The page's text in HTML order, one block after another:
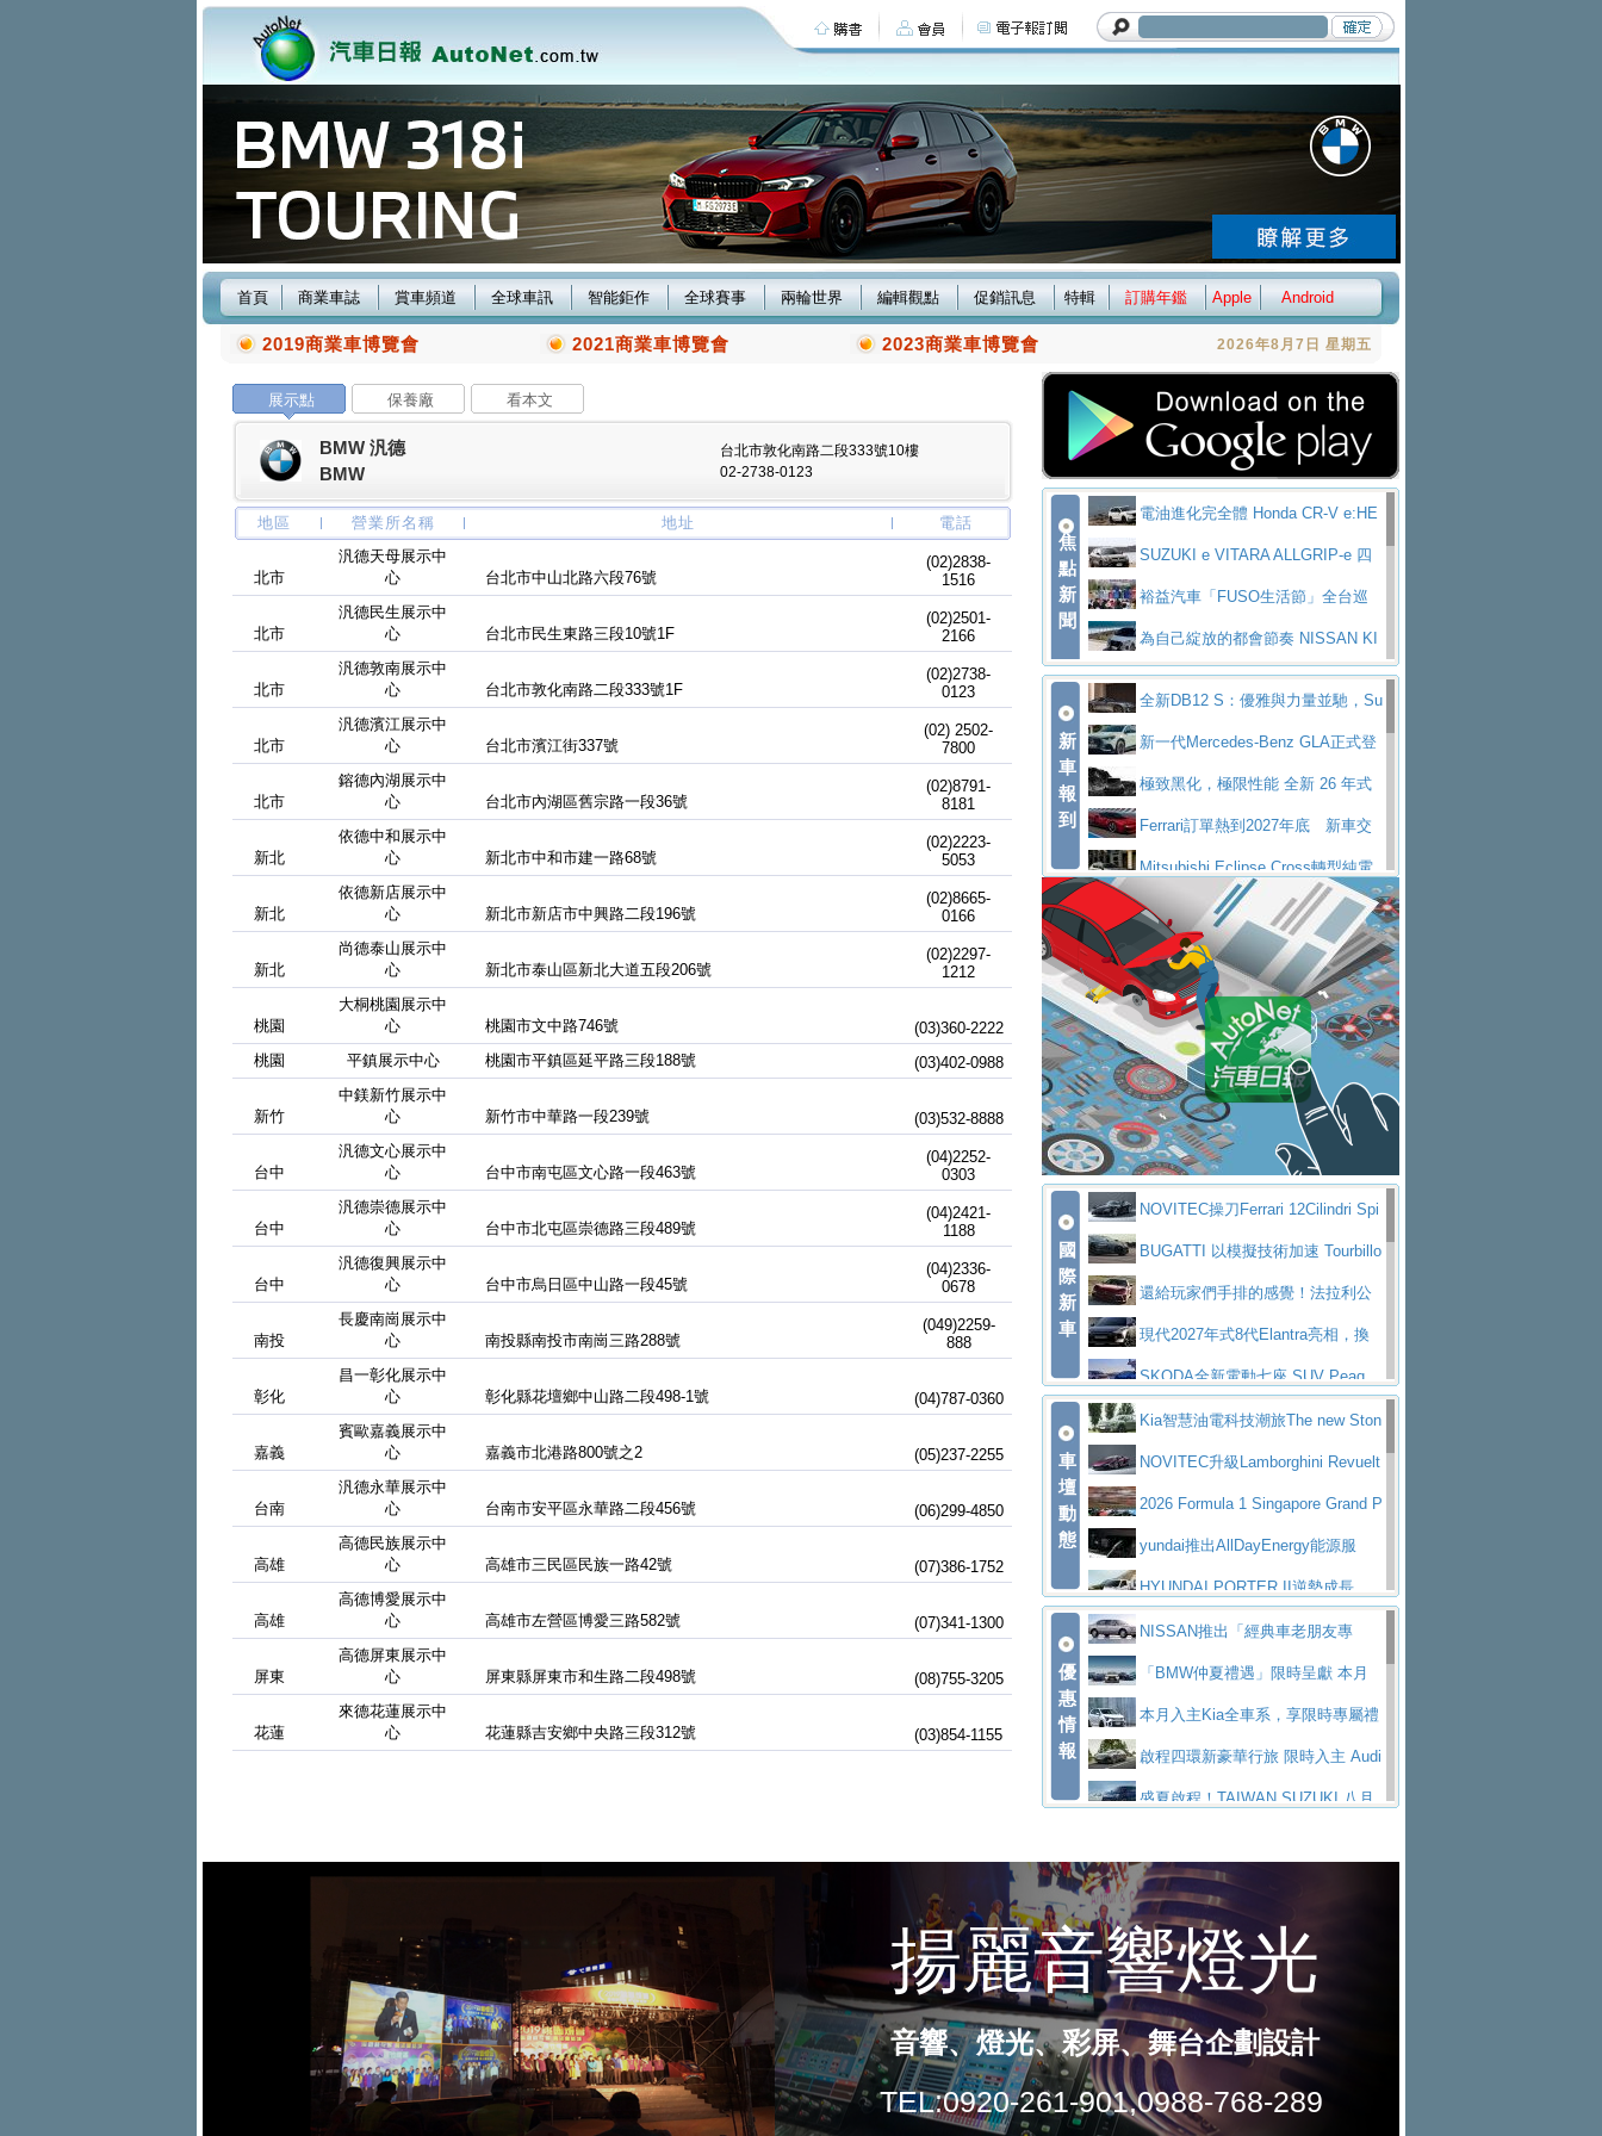
首頁 商業車誌 賞車頻道 全球車訊 智能鉅作 全球賽事 兩輪世界 編輯觀點 促銷訊息 特輯 訂購年鑑 Apple Android
2019商業車博覽會 2021商業車博覽會 2023商業車博覽會 2026年8月7日 星期五
展示點 保養廠 看本文
BMW 汎德
BMW
台北市敦化南路二段333號10樓
02-2738-0123
地區 營業所名稱 地址 電話
北市
汎德天母展示中
心
台北市中山北路六段76號
(02)2838-
1516
北市
汎德民生展示中
心
台北市民生東路三段10號1F
(02)2501-
2166
北市
汎德敦南展示中
心
台北市敦化南路二段333號1F
(02)2738-
0123
北市
汎德濱江展示中
心
台北市濱江街337號
(02) 2502-
7800
北市
鎔德內湖展示中
心
台北市內湖區舊宗路一段36號
(02)8791-
8181
新北
依德中和展示中
心
新北市中和市建一路68號
(02)2223-
5053
新北
依德新店展示中
心
新北市新店市中興路二段196號
(02)8665-
0166
新北
尚德泰山展示中
心
新北市泰山區新北大道五段206號
(02)2297-
1212
桃園
大桐桃園展示中
心
桃園市文中路746號
(03)360-2222
桃園
平鎮展示中心 桃園市平鎮區延平路三段188號 (03)402-0988
新竹
中鎂新竹展示中
心
新竹市中華路一段239號 (03)532-8888
台中
汎德文心展示中
心
台中市南屯區文心路一段463號
(04)2252-
0303
台中
汎德崇德展示中
心
台中市北屯區崇德路三段489號
(04)2421-
1188
台中
汎德復興展示中
心
台中市烏日區中山路一段45號
(04)2336-
0678
南投
長慶南崗展示中
心
南投縣南投市南崗三路288號
(049)2259-
888
彰化
昌一彰化展示中
心
彰化縣花壇鄉中山路二段498-1號 (04)787-0360
嘉義
賓歐嘉義展示中
心
嘉義市北港路800號之2 (05)237-2255
台南
汎德永華展示中
心
台南市安平區永華路二段456號 (06)299-4850
高雄
高德民族展示中
心
高雄市三民區民族一路42號 (07)386-1752
高雄
高德博愛展示中
心
高雄市左營區博愛三路582號 (07)341-1300
屏東
高德屏東展示中
心
屏東縣屏東市和生路二段498號 (08)755-3205
花蓮
來德花蓮展示中
心
花蓮縣吉安鄉中央路三段312號 (03)854-1155
焦
點
新
聞
電油進化完全體 Honda CR-V e:HE
V PrestigeSUZUKI e VITARA ALLGRIP-e 四
驅精神的純電新詮釋
裕益汽車「FUSO生活節」全台巡
迴 結合生活體驗、交通安全與購車優惠
為自己綻放的都會節奏 NISSAN KI
CKS SAKURA為品味獨具層峰買家打造的頂級座
駕，MAZDA CX-90 33T AWD Premium Ca
ptain Seat
EV
技的座駕! Ford Territory中型油電休旅
SO Super Great今日在台登場，結合先進安
全輔助科技
ntis四品牌經銷權，全新多品牌旗艦展示中
心開幕啟用
屏東特搜大隊再添新利器 SITRAK
救助器材車買氣不衰、SUZUKI經銷商勇於開啟
全新大店，新北都鈴木占地500坪土城旗艦
展示中心開幕
2025第七屆ISUZU運轉職人挑戰賽
熱血登場 展現極致車技與專業職人精神
H2GP世界總決賽圓滿落幕 台灣團
隊表現精彩淨零減碳指標性應用 純電動水泥預
拌車 消防車除了滅火裝備還需要什麼？
一探SITRAK “準” 消防車的究竟
大益金龍初試啼聲，汽柴油5噸貨車
不是對手正宗年鑑2025年全球自動車年鑑1月
下旬問世！2024第六屆ISUZU運轉職人挑戰賽
首度前進南台灣熱烈開戰
豪華電能休旅新星 Audi Q4 Sportba
ck 55 e-tron S lineScania Taiwan 逆風而行，加深力
道投資布局
新
車
報
到
全新DB12 S：優雅與力量並馳，Su
per Tourer的顛峰之作
新一代Mercedes-Benz GLA正式登
場 續航最高657公里、支援320kW快充
極致黑化，極限性能 全新 26 年式
DEFENDER OCTA BLACK 限量登台
Ferrari訂單熱到2027年底 新車交
付至少得等一年以上
Mitsubishi Eclipse Cross轉型純電
休旅 87kWh電池續航超過600公里
全新BMW 318i Touring豪華旅行車
全台限量200台 進化現型
不等零關稅的紅利，Jeep品牌今日
起展開首批車交車
Volvo EX60 即將叩關，靜肅性、底
盤與數位介面搶先揭露
Audi Q9 將於 2026 年底上市 旗艦
大型 SUV 鎖定七人座豪華市場
BMW攜手漫威電影【蜘蛛人：重生
日】 Skoda 發表全新 Peaq 內裝：七人
座純電旗艦 SUV，行李廂最大可達 935 公
升
全新純電 Mercedes-Benz C 400 4
MATIC Electric 登場
奢華與科技大躍進，MAZDA全新3
代CX-5全方位進化提前亮相並展開預售94.9
萬起
馬自達公布 2027 年式 MX-5 更
新，新增 Yakudo 特別版
Skoda Peaq 發表全新電動動力系
統 最長續航逾 640 公里、支援雙向供電
BMW M2 首度導入 xDrive 四驅，
美國與瑞士需求成關鍵推手
The all-new T-Roc 魅力 自成焦點
Maserati GT2 Stradale「Tribute to
MC12」全球首度亮相
迎接 RANGE ROVER 品牌家族第
五位成員 全新 RANGE ROVER GT 預告登
場
造型華麗時尚、科技座艙再進化，P
eugeot 208小改款發表上市94.8萬起
國
際
新
車
NOVITEC操刀Ferrari 12Cilindri Spi
der 碳纖維空力、鍛造輪圈與Inconel排氣
上身
BUGATTI 以模擬技術加速 Tourbillo
n 動態開發還給玩家們手排的感覺！法拉利公
布12Cilidri Manaule手排超跑產品細節
現代2027年式8代Elantra亮相，換
裝更銳利的造型、更先進的資訊娛樂系統及
更高效的動力
SKODA全新電動七座 SUV Peaq
問世，擁有品牌史上最寬敞且豪華的座艙
AUDI推出首款高性能油電超跑Nuvo
lari，0到100公里加速2.6秒、極速350公里
／小時
百年三叉戟傳奇再啟程 Maserati 重
返 1000 Miglia 傳承競速榮耀
法拉利首款純電跑車Luce亮相，最
大馬力超過1000匹並具備530公里最大續航
里程
小車大空間、座艙科技更先進，SK
ODA發表全新純電跨界休旅Eipq祭平民化車
價89萬起
賓士AMG.EA專屬平台首作，Merc
edes-AMG 全新GT 4-Door Coupe全球首發
福斯推出首款GTI純電性能掀背ID.
Polo GTI，擁有226匹馬力和零百加速 6.8
秒的實力
Jaguar 公布四門 GT車款正式車名
為JAGUAR TYPE 01
終於跟上進度，LEXUS發表首款三
排六座純電旗艦休旅 TZ
有錢也買不到的Golf R！福斯打造
全新Golf R 24h賽車將挑戰紐柏林24小時耐
SKODA公布全新小型純電跨界休旅
萬，續航里程可達到455公里附氣動式按摩
座椅
福斯宣布Golf與T-Roc推出Full Hybri
d全油電複合動力車型，預計於今年第四季
上市
KIA米蘭設計周展出Vision Meta Tu
rismo概念車並公布所有相關資訊，未來將
是命名為EV8
BMW 旗艦房車7系列中期改款，外
觀煥然一新、內裝科技與電動車續航里程大
幅升級
借「東風」之力，HONDA推出中國
製造日本重新貼牌全新4代Insight純電動休
旅
車
壇
動
態
Kia智慧油電科技潮旅The new Ston
ic 1-7月累計銷量創歷史新高
NOVITEC升級Lamborghini Revuelt
o 綜效輸出增至1,048匹
2026 Formula 1 Singapore Grand P
rix 新加坡大獎賽 Audi 極速之旅開放報名
yundai推出AllDayEnergy能源服
務 讓電動車化身行動儲能系統
HYUNDAI PORTER II逆勢成長，
勇奪中型貨車銷售冠軍
父親節霸氣獻禮！PGO 威力125 最
低入手價 $60,900 起 省油ｘ安全ｘ大空間
陪爸爸輕鬆
福斯商旅挺頭家 推出「德系質感 精
算圓夢」專案和運租車榮獲國家品牌玉山獎 以智
慧移動與綠能創新
Volvo Trucks 承諾成為高科技供應
鏈的可靠夥伴XFORCE攜手臺南祀典大天后宮 試
躋身同級前3名格上租車暑期享8% LINE POINTS
回饋 再抽黑鑰匙尊榮禮遇
Toyota歐洲純電車銷量翻倍 2026
上半年成長113％
Subaru推動燃油、油電與純電車混
線生產 以彈性製造應對市場變化
魅力 自成焦點 胡宇威擔任 The all-
new T-Roc 品牌大使 攜手Volkswagen展現
不被定義的
匠心淬鍊展現世代躍進 ALL-NEW
MAZDA CX-5 延長保固禮遇限時實施
2026 Honda Motorcycle Cruiser 風
格騎士趴圓滿落幕 風格由你定義！一起騎
全台最速充電樁降臨桃園！ 華城電
優
惠
情
報
NISSAN推出「經典車老朋友專
案」 以匠人精神煥新珍品座駕
「BMW仲夏禮遇」限時呈獻 本月
入主即享尊榮豪華五星假期 多元優購方案
同步實施
本月入主Kia全車系，享限時專屬禮
遇 啟程四環新豪華行旅 限時入主 Audi
A6 旗艦陣容 低月付5,888元起及3 年乙式險
盛夏啟程！TAIWAN SUZUKI 八月
0 PLUS酷涼特仕版升級通風座椅
Ford天外飛來禮 Territory旗艦響宴
三件組 再享0利率 入主再抽美國雙人來回機
票
Forester油電版上市週年保固升級
父親節再享SUBARU爸氣豪禮
PEUGEOT、CITROEN「EN ROU
TE！La Vie en Route｜法式日常，即刻啟
程」 全車系享 5 年
全能ZS翻玩新視界！全新27年式換
裝曜黑風格套件 含舊換新60萬內輕鬆入手
暑假購車趁現在！ PGO 全車系一
日限定賞車會 指定車款送3,000元加油卡
特斯拉掀充電價格戰 EVOASIS推
訂閱制假日最低5.25元會員優惠
Honda Motorcycle攜手築間餐飲集